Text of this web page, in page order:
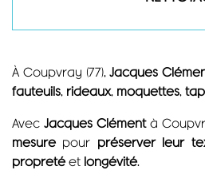
À Coupvray (77),Jacques
fauteuils, rideaux, moquettes,
Avec Jacques Clémentà
mesurepour préserver leur
propretéet longévité.